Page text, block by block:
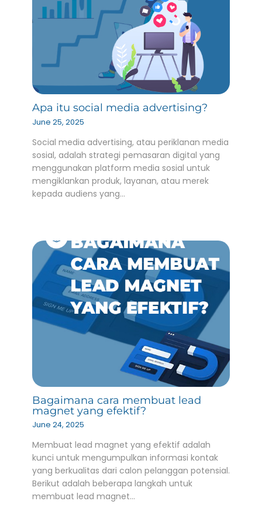
Apa itu social media advertising?
June 25, 2025
Social media advertising, atau periklanan media
sosial, adalah strategi pemasaran digital yang
menggunakan platform media sosial untuk
mengiklankan produk, layanan, atau merek
kepada audiens yang…
Bagaimana cara membuat lead
magnet yang efektif?
June 24, 2025
Membuat lead magnet yang efektif adalah
kunci untuk mengumpulkan informasi kontak
yang berkualitas dari calon pelanggan potensial.
Berikut adalah beberapa langkah untuk
membuat lead magnet…